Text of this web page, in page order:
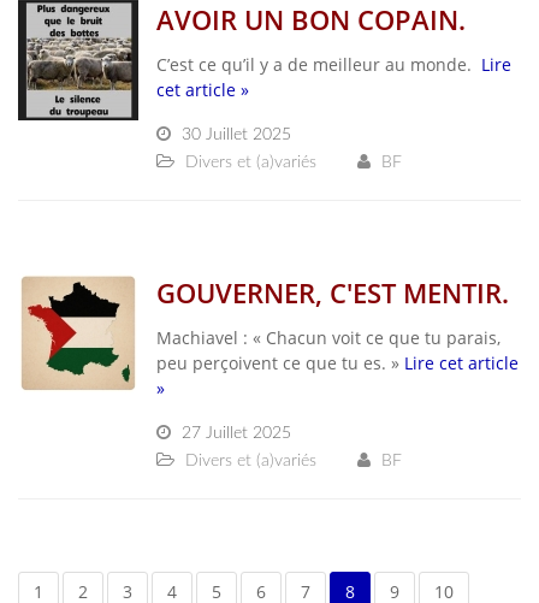
AVOIR UN BON COPAIN.
C’est ce qu’il y a de meilleur au monde. Lire
cet article »
30 Juillet 2025
Divers et (a)variés
BF
GOUVERNER, C'EST MENTIR.
Machiavel : « Chacun voit ce que tu parais,
peu perçoivent ce que tu es. » Lire cet article
»
27 Juillet 2025
Divers et (a)variés
BF
1 2 3 4 5 6 7 8 9
10